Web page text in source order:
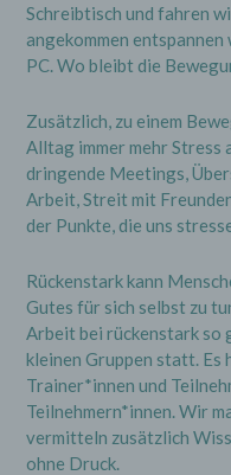
Schreibtisch und fahren
angekommen
PC. Wo bleibt die
Zusätzlich, zu einem
Alltag immer mehr
dringende Meetings,
Arbeit, Streit mit
der Punkte, die uns
Rückenstark kann
Gutes für sich selbst zu
Arbeit bei rückenstark so
kleinen Gruppen statt. Es
Trainer*innen und
Teilnehmern*innen. Wir
vermitteln zusätzlich
ohne Druck.